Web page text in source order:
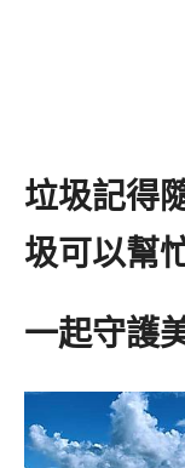
垃圾記得
圾可以幫
一起守護